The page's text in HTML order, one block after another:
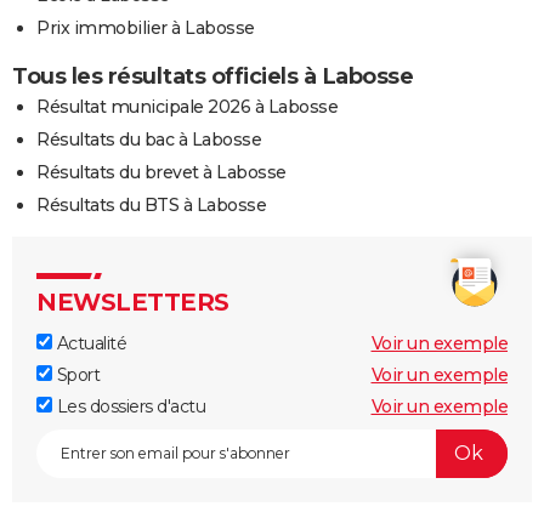
Prix immobilier à Labosse
Tous les résultats officiels à Labosse
Résultat municipale 2026 à Labosse
Résultats du bac à Labosse
Résultats du brevet à Labosse
Résultats du BTS à Labosse
NEWSLETTERS
Actualité
Voir un exemple
Sport
Voir un exemple
Les dossiers d'actu
Voir un exemple